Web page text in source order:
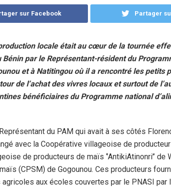
sur Facebook Partager
locale était au cœur de la tournée
par le Représentant-résident du
et à Natitingou où il a rencontré les petits
de l’achat des vivres locaux et surtout de
bénéficiaires du Programme national
du PAM qui avait à ses côtés
avec la Coopérative villageoise de producteurs
de producteurs de maïs ‘’AntikiAtinonri’’ de
(CPSM) de Gogounou. Ces producteurs
aux écoles couvertes par le PNASI par